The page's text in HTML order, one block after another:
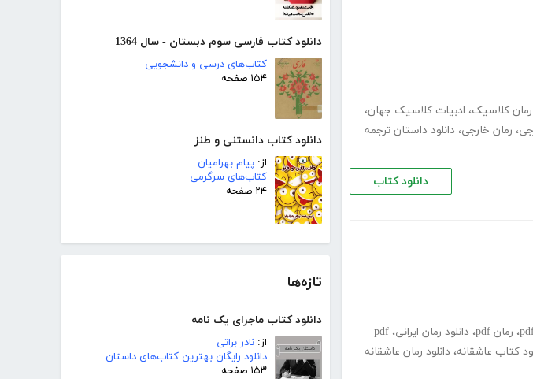
دانلود کتاب فارسی سوم دبستان - سال 1364
کتاب‌های درسی و دانشجویی
۱۵۴ صفحه
دانلود کتاب دانستنی و طنز
از: پیام بهرامیان
کتاب‌های سرگرمی
۲۴ صفحه
تازه‌ها
دانلود کتاب ماجرای یک نامه
از: نادر براتی
دانلود رایگان بهترین کتاب‌های داستان
۱۵۳ صفحه
رمان کلاسیک، ادبیات کلاسیک جهان،
، رمان خارجی، دانلود داستان ترجمه
دانلود کتاب
، رمان pdf ، دانلود رمان ایرانی، pdf
کتاب عاشقانه، دانلود رمان عاشقانه